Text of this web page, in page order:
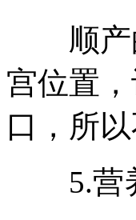
顺产的
宫位置
口，所
5.营